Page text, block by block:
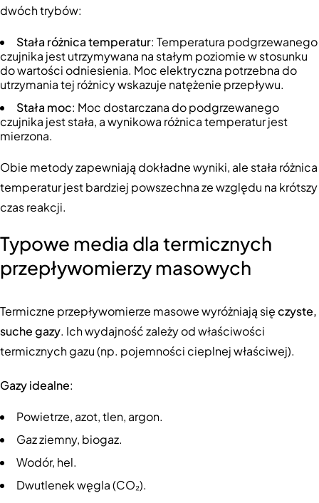
dwóch trybów:
Stała różnica temperatur: Temperatura podgrzewanego
czujnika jest utrzymywana na stałym poziomie w stosunku
do wartości odniesienia. Moc elektryczna potrzebna do
utrzymania tej różnicy wskazuje natężenie przepływu.
Stała moc: Moc dostarczana do podgrzewanego
czujnika jest stała, a wynikowa różnica temperatur jest
mierzona.
Obie metody zapewniają dokładne wyniki, ale stała różnica
temperatur jest bardziej powszechna ze względu na krótszy
czas reakcji.
Typowe media dla termicznych
przepływomierzy masowych
Termiczne przepływomierze masowe wyróżniają sięczyste,
suche gazy. Ich wydajność zależy od właściwości
termicznych gazu (np. pojemności cieplnej właściwej).
Gazy idealne:
Powietrze, azot, tlen, argon.
Gaz ziemny, biogaz.
Wodór, hel.
Dwutlenek węgla (CO₂).